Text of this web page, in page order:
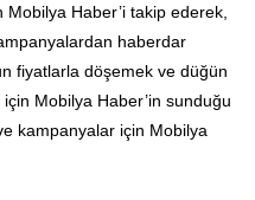
Mobilya Haber’i takip ederek,
haberdar
fiyatlarla döşemek ve düğün
Mobilya Haber’in sunduğu
kampanyalar için Mobilya